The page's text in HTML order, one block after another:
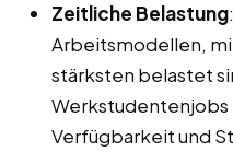
Zeitliche Belastung
Arbeitsmodellen,
stärksten belastet
Werkstudentenjobs
Verfügbarkeit und